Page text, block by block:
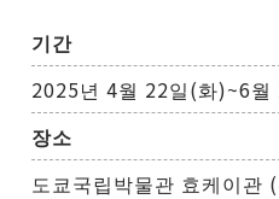
기간
2025년 4월 22일(화)~6월
장소
도쿄국립박물관 효케이관